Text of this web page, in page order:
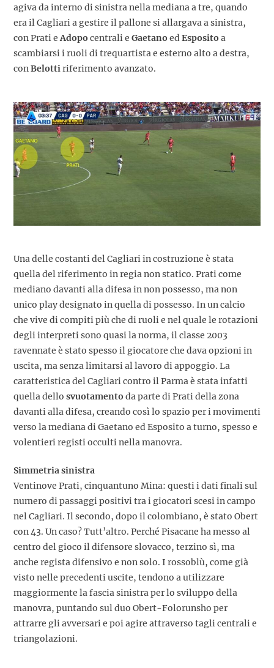
agiva da interno di sinistra nella mediana a tre, quando
era il Cagliari a gestire il pallone si allargava a sinistra,
con Prati e Adopo centrali e Gaetano ed Esposito a
scambiarsi i ruoli di trequartista e esterno alto a destra,
con Belotti riferimento avanzato.
Una delle costanti del Cagliari in costruzione è stata
quella del riferimento in regia non statico. Prati come
mediano davanti alla difesa in non possesso, ma non
unico play designato in quella di possesso. In un calcio
che vive di compiti più che di ruoli e nel quale le rotazioni
degli interpreti sono quasi la norma, il classe 2003
ravennate è stato spesso il giocatore che dava opzioni in
uscita, ma senza limitarsi al lavoro di appoggio. La
caratteristica del Cagliari contro il Parma è stata infatti
quella dello svuotamento da parte di Prati della zona
davanti alla difesa, creando così lo spazio per i movimenti
verso la mediana di Gaetano ed Esposito a turno, spesso e
volentieri registi occulti nella manovra.
Simmetria sinistra
Ventinove Prati, cinquantuno Mina: questi i dati finali sul
numero di passaggi positivi tra i giocatori scesi in campo
nel Cagliari. Il secondo, dopo il colombiano, è stato Obert
con 43. Un caso? Tutt’altro. Perché Pisacane ha messo al
centro del gioco il difensore slovacco, terzino sì, ma
anche regista difensivo e non solo. I rossoblù, come già
visto nelle precedenti uscite, tendono a utilizzare
maggiormente la fascia sinistra per lo sviluppo della
manovra, puntando sul duo Obert-Folorunsho per
attrarre gli avversari e poi agire attraverso tagli centrali e
triangolazioni.